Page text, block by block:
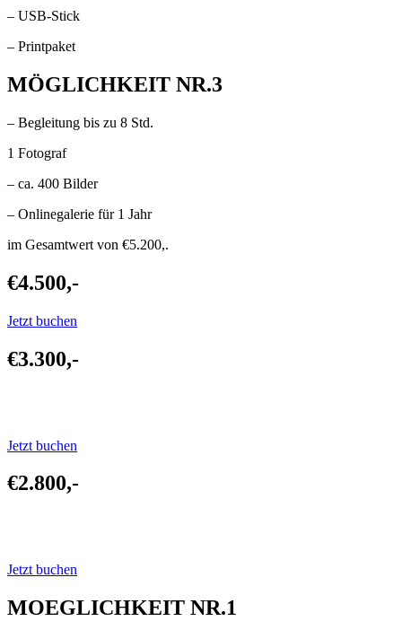
– USB-Stick
– Printpaket
MÖGLICHKEIT NR.3
– Begleitung bis zu 8 Std.
1 Fotograf
– ca. 400 Bilder
– Onlinegalerie für 1 Jahr
im Gesamtwert von €5.200,.
€4.500,-
Jetzt buchen
€3.300,-
Jetzt buchen
€2.800,-
Jetzt buchen
MOEGLICHKEIT NR.1